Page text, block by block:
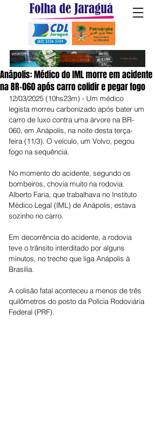
Anápolis: Médico do IML morre em acidente
na BR-060 após carro colidir e pegar fogo
12/03/2025 (10hs23m) - Um médico
legista morreu carbonizado após bater um
carro de luxo contra uma árvore na BR-
060, em Anápolis, na noite desta terça-
feira (11/3). O veículo, um Volvo, pegou
fogo na sequência.
No momento do acidente, segundo os
bombeiros, chovia muito na rodovia.
Alberto Faria, que trabalhava no Instituto
Médico Legal (IML) de Anápolis, estava
sozinho no carro.
Em decorrência do acidente, a rodovia
teve o trânsito interditado por alguns
minutos, no trecho que liga Anápolis à
Brasília.
A colisão fatal aconteceu a menos de três
quilômetros do posto da Polícia Rodoviária
Federal (PRF).